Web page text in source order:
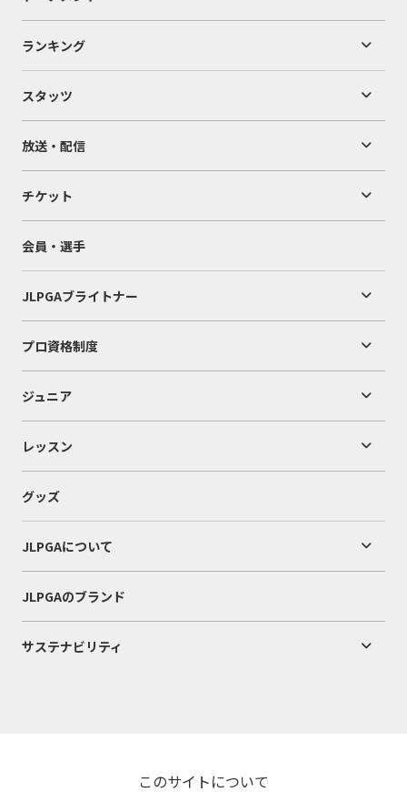
ランキング
スタッツ
放送・配信
チケット
会員・選手
JLPGAブライトナー
プロ資格制度
ジュニア
レッスン
グッズ
JLPGAについて
JLPGAのブランド
サステナビリティ
このサイトについて